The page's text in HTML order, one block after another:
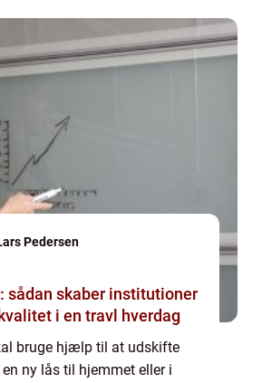
Pedersen
sådan skaber institutioner
i en travl hverdag
bruge hjælp til at udskifte
ny lås til hjemmet eller i